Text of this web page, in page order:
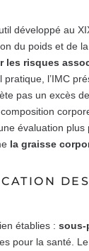
développé au
du poids et de
les risques
l’IMC
pas un excès
évaluation
la graisse
établies : sous-
pour la santé.